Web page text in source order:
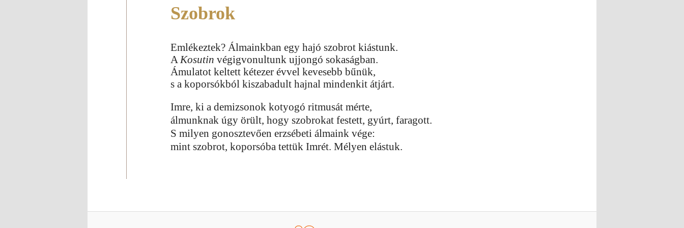
Szobrok
Emlékeztek? Álmainkban egy hajó szobrot kiástunk.
AKosutin végigvonultunk ujjongó sokaságban.
Ámulatot keltett kétezer évvel kevesebb bűnük,
s a koporsókból kiszabadult hajnal mindenkit átjárt.
Imre, ki a demizsonok kotyogó ritmusát mérte,
álmunknak úgy örült, hogy szobrokat festett, gyúrt, faragott.
S milyen gonosztevően erzsébeti álmaink vége:
mint szobrot, koporsóba tettük Imrét. Mélyen elástuk.